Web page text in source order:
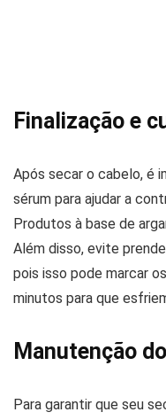
Finalização e
Após secar o cabelo, é
sérum para ajudar a
Produtos à base de
Além disso, evite
pois isso pode marcar
minutos para que
Manutenção
Para garantir que seu